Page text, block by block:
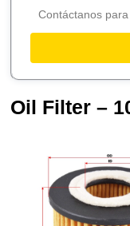
Contáctanos
Oil Filter –